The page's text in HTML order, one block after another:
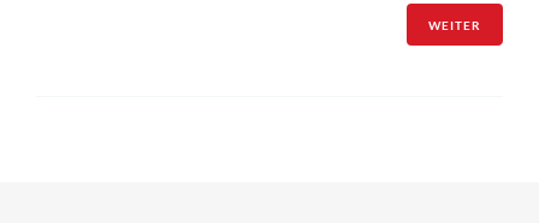
WEITER